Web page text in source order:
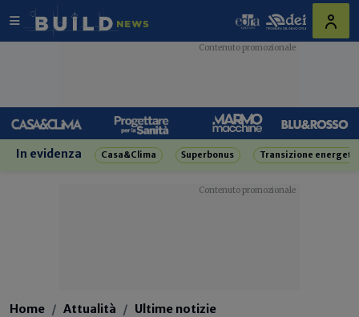
In evidenza Casa&Clima Superbonus Transizione
Home Attualità Ultime notizie